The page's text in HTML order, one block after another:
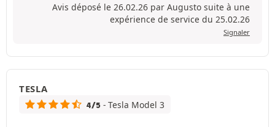
Avis déposé le 26.02.26 par Augusto suite à une
expérience de service du 25.02.26
Signaler
TESLA
4/5 - Tesla Model 3